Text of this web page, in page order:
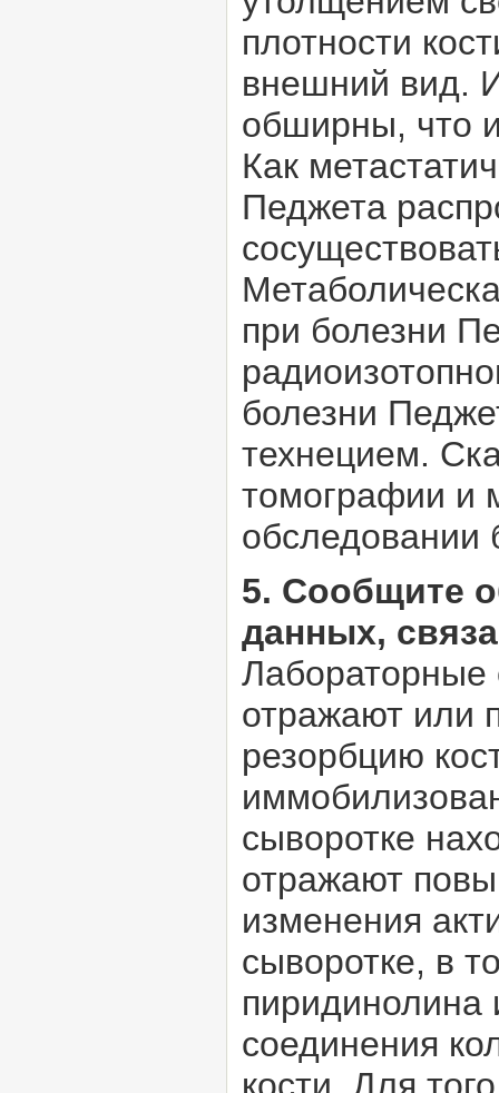
плотности
внешний вид.
обширны, что
Как
Педжета
при болезни
болезни
технецием.
томографии и
обследовании
5. Сообщите
данных,
Лабораторные
отражают или
резорбцию
сыворотке
отражают
изменения
сыворотке, в
пиридинолина
соединения